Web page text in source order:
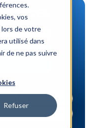
vos
de votre
utilisé dans
de ne pas suivre
Refuser
PIÈCES
NIV
interchange